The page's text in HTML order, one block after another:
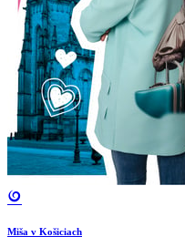
Miša v Košiciach